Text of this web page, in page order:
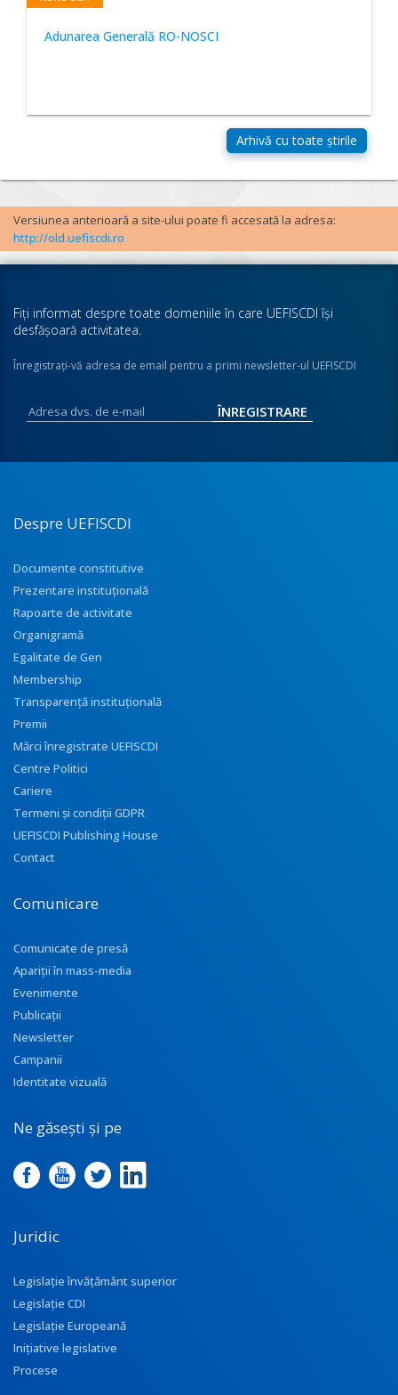
Adunarea Generală RO-NOSCI
Versiunea anterioară a site-ului poate fi accesată la adresa:
http://old.uefiscdi.ro
Fiţi informat despre toate domeniile în care UEFISCDI îşi
desfăşoară activitatea.
Înregistraţi-vă adresa de email pentru a primi newsletter-ul UEFISCDI
Despre UEFISCDI
Documente constitutive
Prezentare instituţională
Rapoarte de activitate
Organigramă
Egalitate de Gen
Membership
Transparenţă instituţională
Premii
Mărci înregistrate UEFISCDI
Centre Politici
Cariere
Termeni și condiții GDPR
UEFISCDI Publishing House
Contact
Comunicare
Comunicate de presă
Apariţii în mass-media
Evenimente
Publicații
Newsletter
Campanii
Identitate vizuală
Ne găsești și pe
Juridic
Legislație învățământ superior
Legislație CDI
Legislație Europeană
Inițiative legislative
Procese